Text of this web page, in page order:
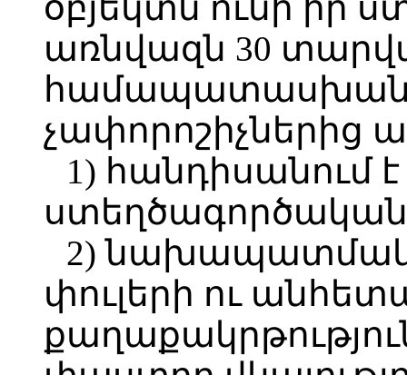
օբյեկտն ունի իր
առնվազն 30
չափորոշիչներից
1) հանդիսանում
ստեղծագործական
2)
փուլերի ու